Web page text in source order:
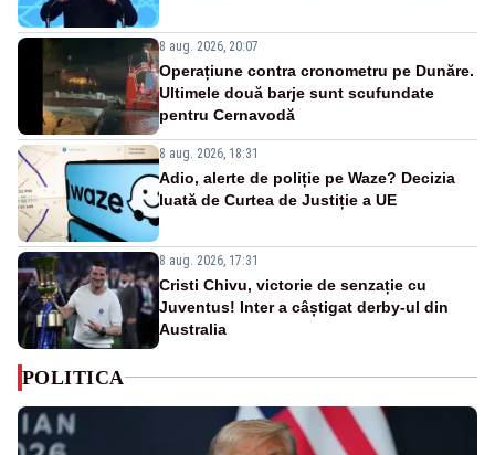
8 aug. 2026, 20:07
Operațiune contra cronometru pe Dunăre.
Ultimele două barje sunt scufundate
pentru Cernavodă
8 aug. 2026, 18:31
Adio, alerte de poliție pe Waze? Decizia
luată de Curtea de Justiție a UE
8 aug. 2026, 17:31
Cristi Chivu, victorie de senzație cu
Juventus! Inter a câștigat derby-ul din
Australia
POLITICA